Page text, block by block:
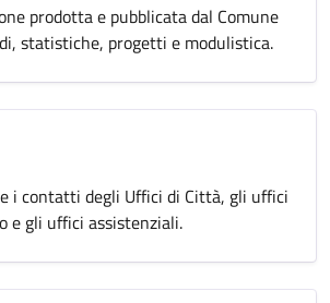
prodotta e pubblicata dal Comune
statistiche, progetti e modulistica.
i contatti degli Uffici di Città, gli uffici
e gli uffici assistenziali.